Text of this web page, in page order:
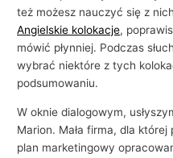
też możesz nauczyć się z
Angielskie kolokacje,
mówić płynniej. Podczas
wybrać niektóre z tych
podsumowaniu.
W oknie dialogowym,
Marion. Mała firma, dla której
plan marketingowy